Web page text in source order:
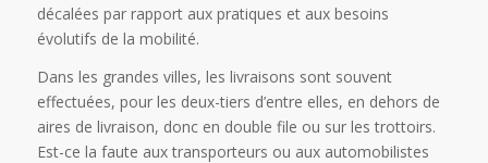
décalées par rapport aux pratiques et aux besoins
évolutifs de la mobilité.
Dans les grandes villes, les livraisons sont souvent
effectuées, pour les deux-tiers d’entre elles, en dehors de
aires de livraison, donc en double file ou sur les trottoirs.
Est-ce la faute aux transporteurs ou aux automobilistes